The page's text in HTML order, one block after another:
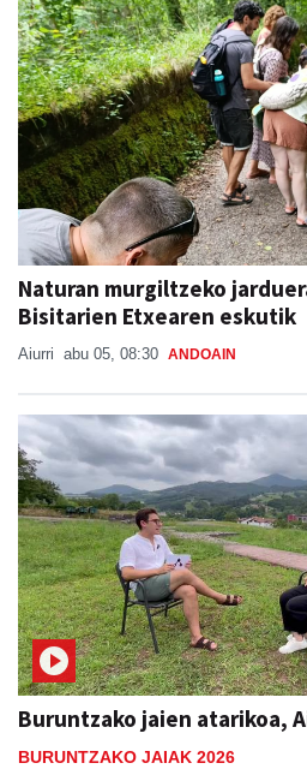
Naturan murgiltzeko
Bisitarien Etxearen eskutik
Aiurri abu 05, 08:30 ANDOAIN
Buruntzako jaien atarikoa,
BURUNTZAKO JAIAK 2026